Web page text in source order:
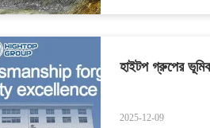
হাইটপ গ্রুপের
2025-12-09